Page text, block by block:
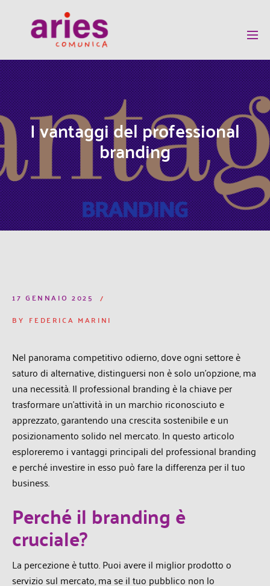
I vantaggi del professional
branding
17 GENNAIO 2025
BY FEDERICA MARINI
Nel panorama competitivo odierno, dove ogni settore è
saturo di alternative, distinguersi non è solo un’opzione, ma
una necessità. Il professional branding è la chiave per
trasformare un’attività in un marchio riconosciuto e
apprezzato, garantendo una crescita sostenibile e un
posizionamento solido nel mercato. In questo articolo
esploreremo i vantaggi principali del professional branding
e perchéinvestire in esso può fare la differenza per il tuo
business.
Perché il branding è
cruciale?
La percezione è tutto. Puoi avere il miglior prodotto o
servizio sul mercato, ma se il tuo pubblico non lo